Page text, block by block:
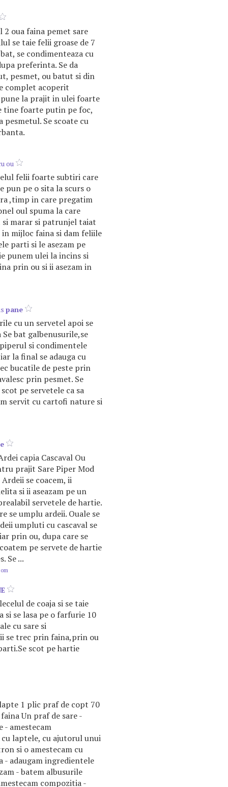
2 oua faina pemet sare
se taie felii groase de 7
se condimenteaza cu
preferinta. Se da
pesmet, ou batut si din
complet acoperit
pune la prajit in ulei foarte
tine foarte putin pe foc,
pesmetul. Se scoate cu
ou
felii foarte subtiri care
pun pe o sita la scurs o
,timp in care pregatim
oul spuma la care
si marar si patrunjel taiat
mijloc faina si dam feliile
parti si le asezam pe
punem ulei la incins si
prin ou si ii asezam in
pane
cu un servetel apoi se
bat galbenusurile,se
si condimentele
la final se adauga cu
bucatile de peste prin
prin pesmet. Se
pe servetele ca sa
servit cu cartofi nature si
capia Cascaval Ou
prajit Sare Piper Mod
se coacem, ii
si ii aseazam pe un
servetele de hartie.
se umplu ardeii. Ouale se
umpluti cu cascaval se
prin ou, dupa care se
pe servete de hartie
Se ...
de coaja si se taie
si se lasa pe o farfurie 10
cu sare si
se trec prin faina,prin ou
scot pe hartie
1 plic praf de copt 70
Un praf de sare -
- amestecam
laptele, cu ajutorul unui
si o amestecam cu
- adaugam ingredientele
- batem albusurile
compozitia -